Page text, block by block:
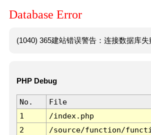
Database Error
(1040) 365建站错误警告：连接数据库
PHP Debug
No. File
1
/index.php
2
/source/function/